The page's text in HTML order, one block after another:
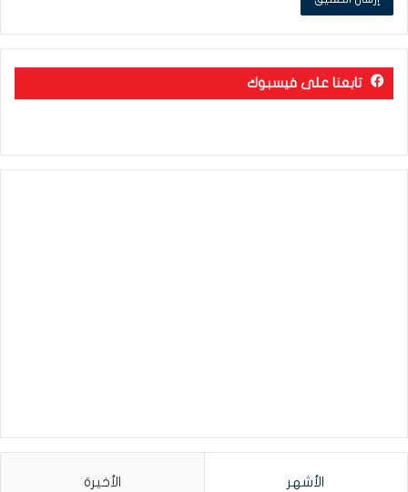
تابعنا على فيسبوك
الأشهر الأخيرة